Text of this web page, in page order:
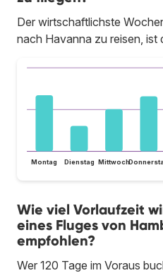
Der wirtschaftlichste
nach Havanna zu reisen, ist
Montag Dienstag Mittwoch
Wie viel Vorlaufzeit
eines Fluges von
empfohlen?
Wer 120 Tage im Voraus